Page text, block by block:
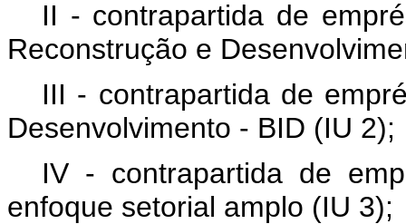
II - contrapartida de
Reconstrução e
III - contrapartida de
Desenvolvimento - BID (IU 2);
IV - contrapartida de
enfoque setorial amplo (IU 3);